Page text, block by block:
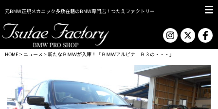
元BMW正規メカニック多数在籍のBMW専門店！つたえファクトリー
HOME> ニュース > 新たなＢＭＷが入庫！「ＢＭＷアルピナ Ｂ３の・・・」